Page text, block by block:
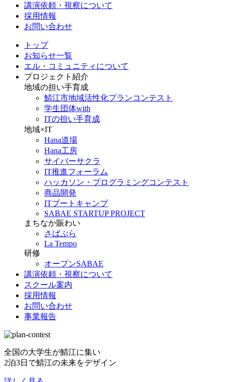
講演依頼・視察について
採用情報
お問い合わせ
トップ
お知らせ一覧
エル・コミュニティについて
プロジェクト紹介
地域の担い手育成
鯖江市地域活性化プランコンテスト
学生団体with
ITの担い手育成
地域×IT
Hana道場
Hana工房
サイバーサクラ
IT推進フォーラム
ハッカソン・プログラミングコンテスト
商品開発
ITブートキャンプ
SABAE STARTUP PROJECT
まちなか賑わい
さばぷら
La Tempo
研修
オープンSABAE
講演依頼・視察について
スクール案内
採用情報
お問い合わせ
事業報告
全国の大学生が鯖江に集い
2泊3日で鯖江の未来をデザイン